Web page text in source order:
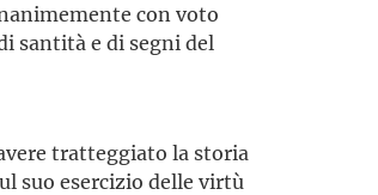
con voto
santità e di segni del
tratteggiato la storia
suo esercizio delle virtù